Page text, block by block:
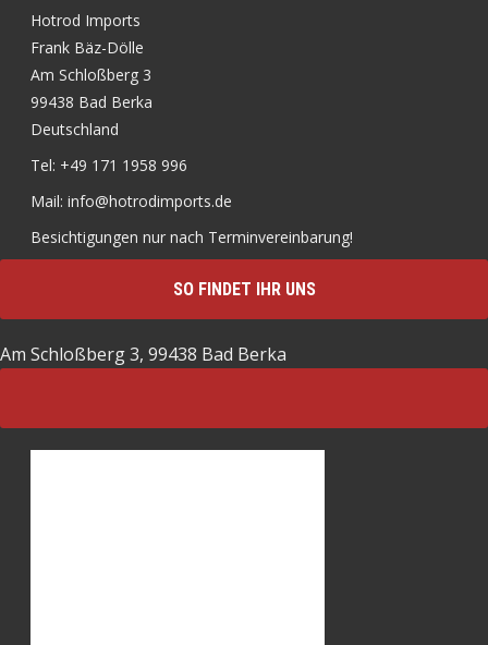
Hotrod Imports
Frank Bäz-Dölle
Am Schloßberg 3
99438 Bad Berka
Deutschland
Tel: +49 171 1958 996
Mail: info@hotrodimports.de
Besichtigungen nur nach Terminvereinbarung!
SO FINDET IHR UNS
Am Schloßberg 3, 99438 Bad Berka